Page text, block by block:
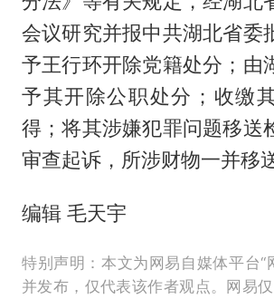
会议研究并报中共湖北省委
予王行环开除党籍处分；由
予其开除公职处分；收缴
得；将其涉嫌犯罪问题移送
审查起诉，所涉财物一并移送
编辑 毛天宇
特别声明：本文为网易自媒体平台“
并发布，仅代表该作者观点。网易